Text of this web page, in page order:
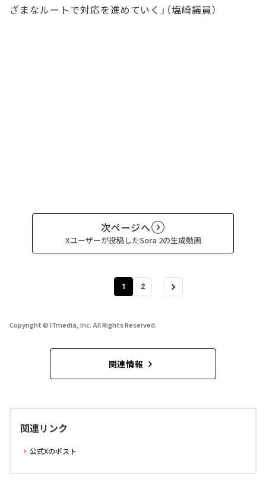
ざまなルートで対応を進めていく」（塩崎議員）
次ページへ
Xユーザーが投稿したSora 2の生成動画
1 2
Copyright © ITmedia, Inc. All Rights Reserved.
関連情報
関連リンク
公式Xのポスト